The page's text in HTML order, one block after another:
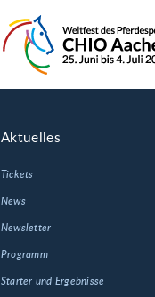
Aktuelles
Tickets
News
Newsletter
Programm
Starter und Ergebnisse